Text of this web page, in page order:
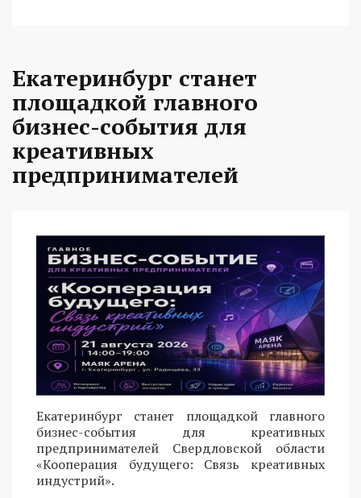
Екатеринбург станет
площадкой главного
бизнес-события для
креативных
предпринимателей
Екатеринбург станет площадкой главного
бизнес-события для креативных
предпринимателей Свердловской области
«Кооперация будущего: Связь креативных
индустрий».